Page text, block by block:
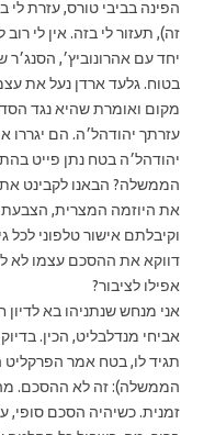
הפינה בביבי טורס, עזרת לי
זה), תעזור לי בזה. אין לי
יחד עם אהרונוביץ׳,
בטוח. גלעד ארדן נעל את
מקום ואומרת שהיא נגד
עזרתך יהודהל׳ה. הם יגררו
יהודהל׳ה בטח נתן פייט
הממשלה? הבאנו לקבינט
את היוזמה המצרית,
וקיבלתם אישור טלפוני
דווקא את ההסכם עצמו לא
אפילו לציבור?
אני מנחש שנתניהו בא
אביחי מנדלבליט, הכין.
תגיד לו, בטח אמר הפרקליט
הממשלה): זה לא ההסכם.
זמנית. כשיהיה הסכם סופי,